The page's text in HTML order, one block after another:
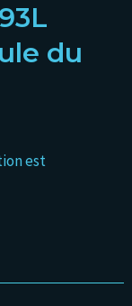
du
est